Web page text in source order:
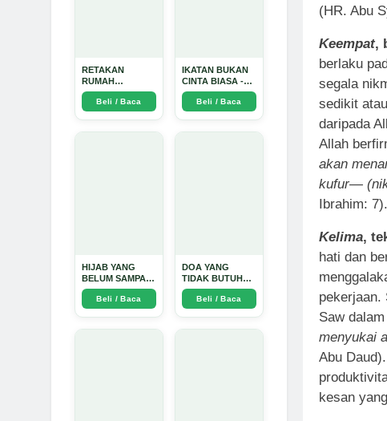
RETAKAN
RUMAH
TANGGA:
Sebuah
Perjalanan
Beli / Baca
IKATAN BUKAN
CINTA BIASA -
Arda Dinata
Beli / Baca
HIJAB YANG
BELUM SAMPAI
KE HATI: Ketika
Cinta Seorang
Ustadz Menjadi
Beli / Baca
DOA YANG
TIDAK BUTUH
SINYAL: Kisah
Tiga Jiwa yang
Tersesat di Era AI
Beli / Baca
(HR. Abu
Keempat,
berlaku
segala
sedikit
daripada
Allah
akan
kufur—
Ibrahim: 7).
Kelima,
hati dan
pekerjaan.
Saw
menyukai
Abu
kesan